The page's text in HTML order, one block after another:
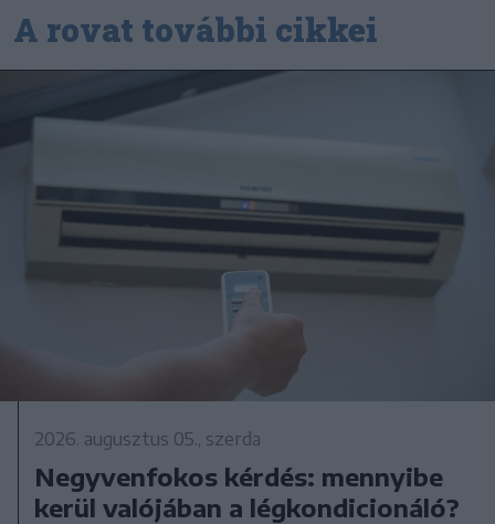
A rovat további cikkei
2026. augusztus 05., szerda
Negyvenfokos kérdés: mennyibe
kerül valójában a légkondicionáló?